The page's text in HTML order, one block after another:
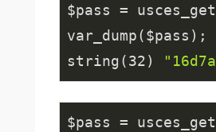
$pass =
var_dump($pass);
string(32)
$pass =